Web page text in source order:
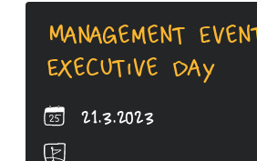
Management
Executive Day
21.3.2023